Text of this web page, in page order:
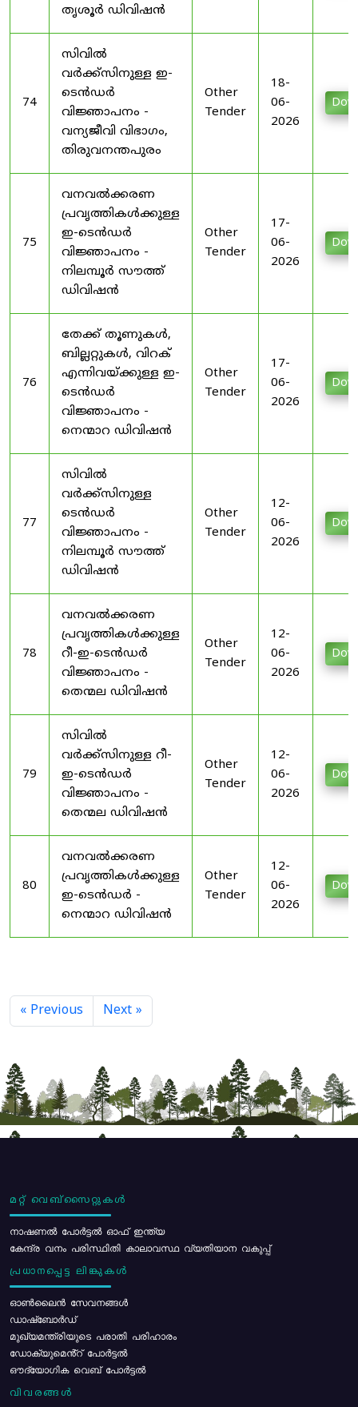
തൃശൂർ ഡിവിഷൻ
74
സിവിൽ
വർക്ക്സിനുള്ള ഇ-
ടെൻഡർ
വിജ്ഞാപനം -
വന്യജീവി വിഭാഗം,
തിരുവനന്തപുരം
Other
Tender
18-
06-
2026
75
വനവൽക്കരണ
പ്രവൃത്തികൾക്കുള്ള
ഇ-ടെൻഡർ
വിജ്ഞാപനം -
നിലമ്പൂർ സൗത്ത്
ഡിവിഷൻ
Other
Tender
17-
06-
2026
76
തേക്ക് തൂണുകൾ,
ബില്ലറ്റുകൾ, വിറക്
എന്നിവയ്ക്കുള്ള ഇ-
ടെൻഡർ
വിജ്ഞാപനം -
നെന്മാറ ഡിവിഷൻ
Other
Tender
17-
06-
2026
77
സിവിൽ
വർക്ക്‌സിനുള്ള
ടെൻഡർ
വിജ്ഞാപനം -
നിലമ്പൂർ സൗത്ത്
ഡിവിഷൻ
Other
Tender
12-
06-
2026
78
വനവൽക്കരണ
പ്രവൃത്തികൾക്കുള്ള
റീ-ഇ-ടെൻഡർ
വിജ്ഞാപനം -
തെന്മല ഡിവിഷൻ
Other
Tender
12-
06-
2026
79
സിവിൽ
വർക്ക്സിനുള്ള റീ-
ഇ-ടെൻഡർ
വിജ്ഞാപനം -
തെന്മല ഡിവിഷൻ
Other
Tender
12-
06-
2026
80
വനവൽക്കരണ
പ്രവൃത്തികൾക്കുള്ള
ഇ-ടെൻഡർ -
നെന്മാറ ഡിവിഷൻ
Other
Tender
12-
06-
2026
« Previous Next »
മറ്റ് വെബ്സൈറ്റുകൾ
നാഷണൽ പോർട്ടൽ ഓഫ് ഇന്ത്യ
കേന്ദ്ര വനം പരിസ്ഥിതി കാലാവസ്ഥ വ്യതിയാന വകുപ്പ്
പ്രധാനപ്പെട്ട ലിങ്കുകൾ
ഓൺലൈൻ സേവനങ്ങൾ
ഡാഷ്ബോർഡ്
മുഖ്യമന്ത്രിയുടെ പരാതി പരിഹാരം
ഡോക്യുമെൻ്റ് പോർട്ടൽ
ഔദ്യോഗിക വെബ് പോർട്ടൽ
വിവരങ്ങൾ